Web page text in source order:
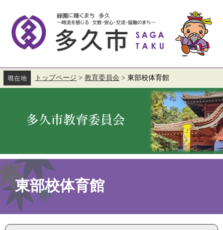
す。
し
本
トップページ > 教育委員会 > 東部校体育館
本
文
東部校体育館